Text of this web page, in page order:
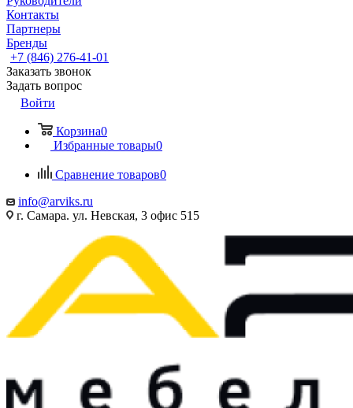
Контакты
Партнеры
Бренды
+7 (846) 276-41-01
Заказать звонок
Задать вопрос
Войти
Корзина0
Избранные товары0
Сравнение товаров0
info@arviks.ru
г. Самара. ул. Невская, 3 офис 515